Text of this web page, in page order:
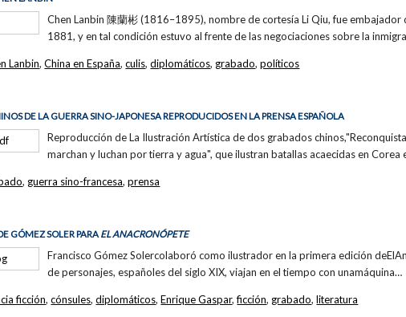
Chen Lanbin 陳蘭彬 (1816–1895), nombre de cortesía Li Qiu, fue
1881, y en tal condición estuvo al frente de las negociaciones sobre la
Lanbin,China en España,culis,diplomáticos, grabado,políticos
DE LA GUERRA SINO-JAPONESA REPRODUCIDOS EN LA PRENSA ESPAÑOLA
Reproducción de La Ilustración Artística de dos grabados
marchan y luchan por tierra y agua", que ilustran batallas acaecidas en
, guerra sino-francesa,prensa
GÓMEZ SOLER PARA EL ANACRONÓPETE
Francisco Gómez Solercolaboró como ilustrador en la primera edición
de personajes, españoles del siglo XIX, viajan en el tiempo con unamáquina…
ficción,cónsules,diplomáticos,Enrique Gaspar,ficción, grabado,literatura